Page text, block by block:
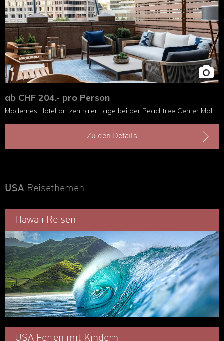
ab CHF 204.- pro Person
Modernes Hotel an zentraler Lage bei der Peachtree Center Mall.
Zu den Details
USA Reisethemen
Hawaii Reisen
USA Ferien mit Kindern